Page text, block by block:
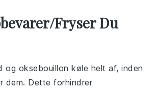
Fryser Du
og oksebouillon køle helt af, inden
dem. Dette forhindrer